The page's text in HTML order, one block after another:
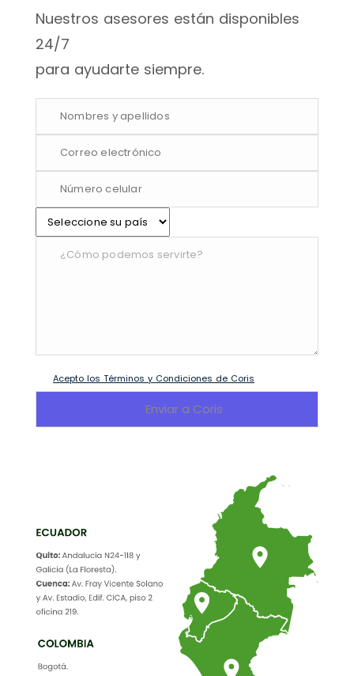
Nuestros asesores están disponibles
24/7
para ayudarte siempre.
Acepto los Términos y Condiciones de Coris